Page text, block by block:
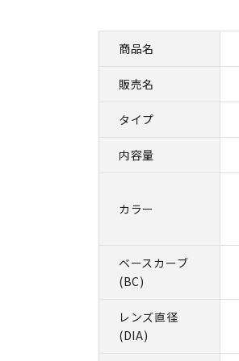
商品名
販売名
タイプ
内容量
カラー
ベースカーブ
(BC)
レンズ直径
(DIA)